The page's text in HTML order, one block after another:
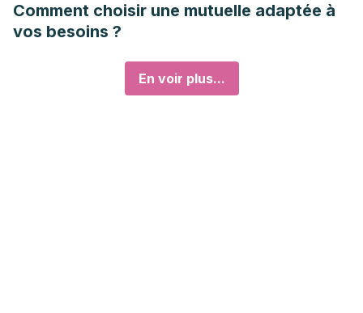
Comment choisir une mutuelle adaptée à
vos besoins ?
En voir plus...